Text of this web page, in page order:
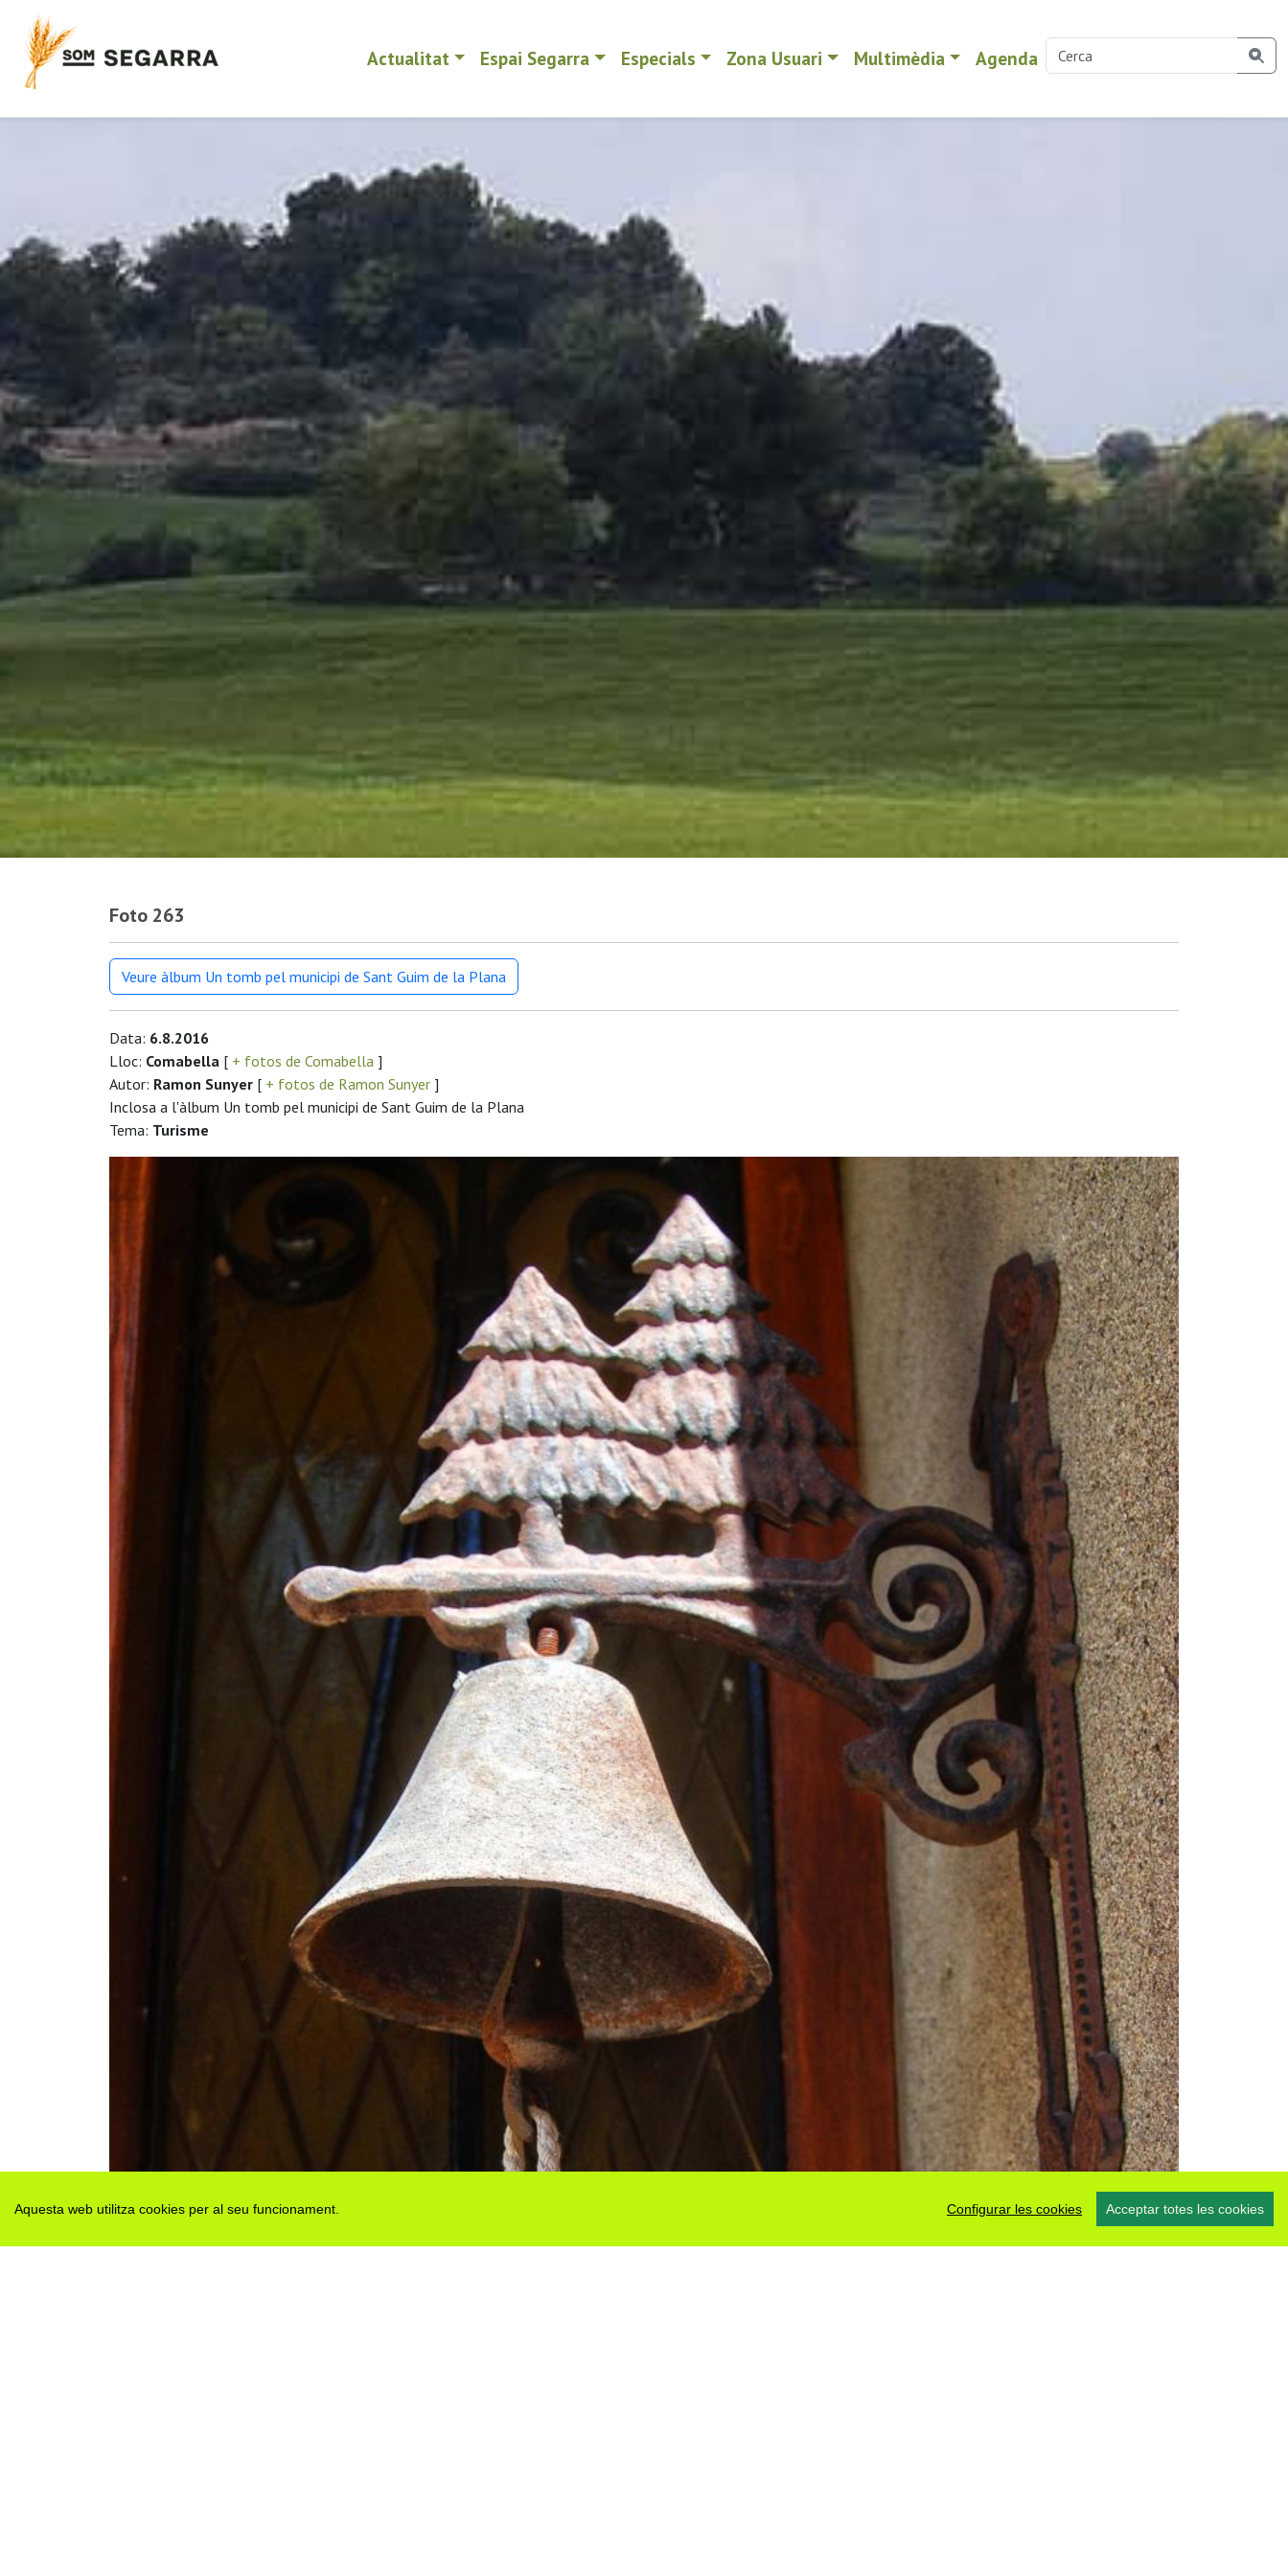
Aquesta web utilitza cookies per al seu funcionament. Configurar les cookies Acceptar totes les cookies
Actualitat Espai Segarra Especials Zona Usuari Multimèdia Agenda
Foto 263
Veure àlbum Un tomb pel municipi de Sant Guim de la Plana
Data: 6.8.2016
Lloc: Comabella [ + fotos de Comabella ]
Autor: Ramon Sunyer [ + fotos de Ramon Sunyer ]
Inclosa a l'àlbum Un tomb pel municipi de Sant Guim de la Plana
Tema: Turisme
Ho vols compartir?